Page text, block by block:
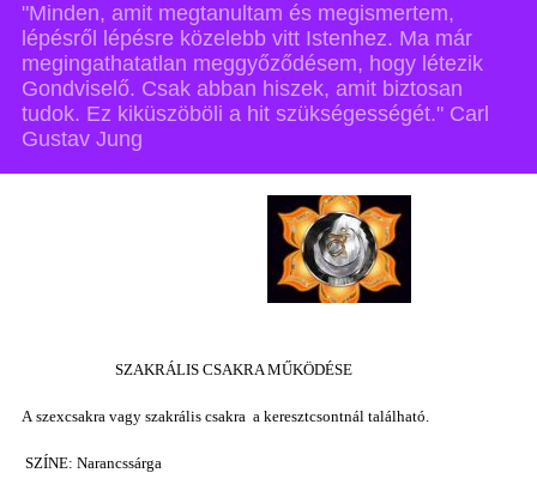
"Minden, amit megtanultam és megismertem,
lépésről lépésre közelebb vitt Istenhez. Ma már
megingathatatlan meggyőződésem, hogy létezik
Gondviselő. Csak abban hiszek, amit biztosan
tudok. Ez kiküszöböli a hit szükségességét." Carl
Gustav Jung
SZAKRÁLIS CSAKRA MŰKÖDÉSE
A szexcsakra vagy szakrális csakra a keresztcsontnál található.
SZÍNE: Narancssárga